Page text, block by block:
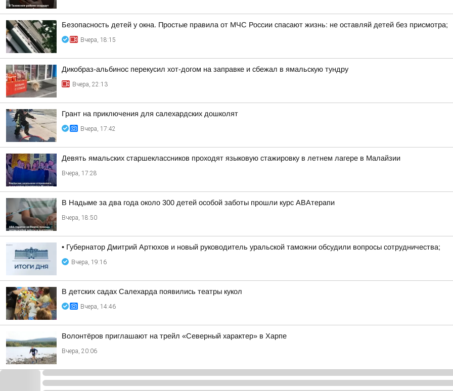
Безопасность детей у окна. Простые правила от МЧС России спасают жизнь: не оставляй детей без присмотра;
Вчера, 18:15
Дикобраз-альбинос перекусил хот-догом на заправке и сбежал в ямальскую тундру
Вчера, 22:13
Грант на приключения для салехардских дошколят
Вчера, 17:42
Девять ямальских старшеклассников проходят языковую стажировку в летнем лагере в Малайзии
Вчера, 17:28
В Надыме за два года около 300 детей особой заботы прошли курс АВАтерапи
Вчера, 18:50
• Губернатор Дмитрий Артюхов и новый руководитель уральской таможни обсудили вопросы сотрудничества;
Вчера, 19:16
В детских садах Салехарда появились театры кукол
Вчера, 14:46
Волонтёров приглашают на трейл «Северный характер» в Харпе
Вчера, 20:06